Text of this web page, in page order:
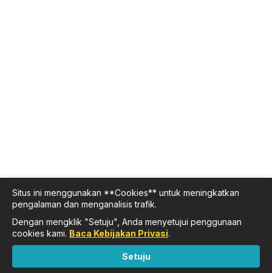
Situs ini menggunakan **Cookies** untuk meningkatkan
pengalaman dan menganalisis trafik.
Dengan mengklik "Setuju", Anda menyetujui penggunaan
cookies kami. Baca Kebijakan Privasi.
Setuju